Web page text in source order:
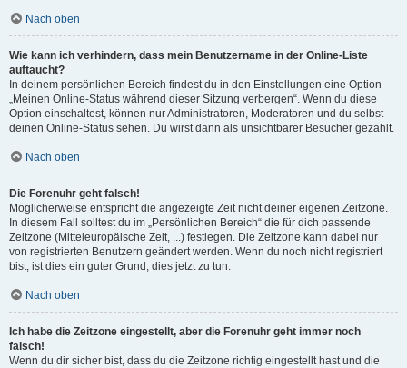
Nach oben
Wie kann ich verhindern, dass mein Benutzername in der Online-Liste
auftaucht?
In deinem persönlichen Bereich findest du in den Einstellungen eine Option
„Meinen Online-Status während dieser Sitzung verbergen“. Wenn du diese
Option einschaltest, können nur Administratoren, Moderatoren und du selbst
deinen Online-Status sehen. Du wirst dann als unsichtbarer Besucher gezählt.
Nach oben
Die Forenuhr geht falsch!
Möglicherweise entspricht die angezeigte Zeit nicht deiner eigenen Zeitzone.
In diesem Fall solltest du im „Persönlichen Bereich“ die für dich passende
Zeitzone (Mitteleuropäische Zeit, ...) festlegen. Die Zeitzone kann dabei nur
von registrierten Benutzern geändert werden. Wenn du noch nicht registriert
bist, ist dies ein guter Grund, dies jetzt zu tun.
Nach oben
Ich habe die Zeitzone eingestellt, aber die Forenuhr geht immer noch
falsch!
Wenn du dir sicher bist, dass du die Zeitzone richtig eingestellt hast und die